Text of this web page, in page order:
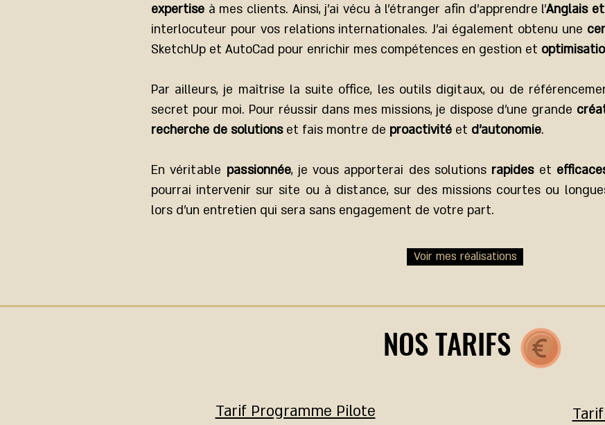
expertise à mes clients. Ainsi, j’ai vécu à l’étranger afin d’apprendre l’Anglais et
interlocuteur pour vos relations internationales. J’ai également obtenu une
SketchUp et AutoCad pour enrichir mes compétences en gestion et
Par ailleurs, je maîtrise la suite office, les outils digitaux, ou de
secret pour moi. Pour réussir dans mes missions, je dispose d’une grande
recherche de solutionset fais montre de proactivité et d’autonomie.
En véritable passionnée, je vous apporterai des solutions rapides et
pourrai intervenir sur site ou à distance, sur des missions courtes ou
lors d’un entretien qui sera sans engagement de votre part.
Voir mes réalisations
NOS TARIFS
Tarif Programme Pilote